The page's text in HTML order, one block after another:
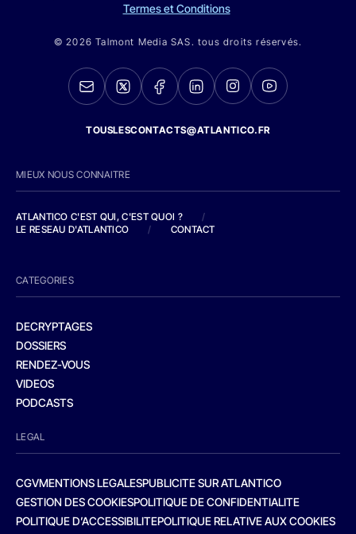
Termes et Conditions
© 2026 Talmont Media SAS. tous droits réservés.
TOUSLESCONTACTS@ATLANTICO.FR
MIEUX NOUS CONNAITRE
ATLANTICO C'EST QUI, C'EST QUOI ?
/
LE RESEAU D'ATLANTICO
/ CONTACT
CATEGORIES
DECRYPTAGES
DOSSIERS
RENDEZ-VOUS
VIDEOS
PODCASTS
LEGAL
CGVMENTIONS LEGALESPUBLICITE SUR ATLANTICO
GESTION DES COOKIESPOLITIQUE DE CONFIDENTIALITE
POLITIQUE D’ACCESSIBILITEPOLITIQUE RELATIVE AUX COOKIES